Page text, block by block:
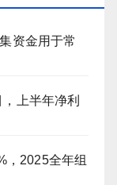
资金用于常
上半年净利
，2025全年组